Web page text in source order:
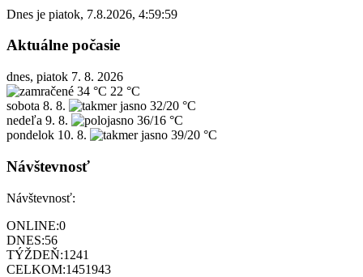
Dnes je piatok, 7.8.2026, 4:59:59
Aktuálne počasie
dnes, piatok 7. 8. 2026
34 °C 22 °C
sobota 8. 8.
32/20 °C
nedeľa 9. 8.
36/16 °C
pondelok 10. 8. 39/20 °C
Návštevnosť
Návštevnosť:
ONLINE:0
DNES:56
TÝŽDEŇ:1241
CELKOM:1451943